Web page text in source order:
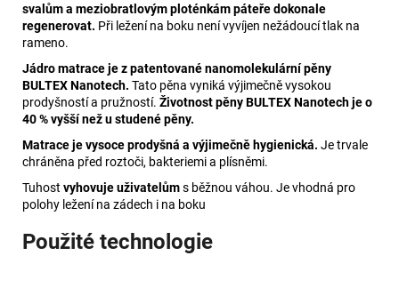
svalům a meziobratlovým ploténkám páteře dokonale
regenerovat. Při ležení na boku není vyvíjen nežádoucí tlak na
rameno.
Jádro matrace je z patentované nanomolekulární pěny
BULTEX Nanotech. Tato pěna vyniká výjimečně vysokou
prodyšností a pružností. Životnost pěny BULTEX Nanotech je o
40 % vyšší než u studené pěny.
Matrace je vysoce prodyšná a výjimečně hygienická. Je trvale
chráněna před roztoči, bakteriemi a plísněmi.
Tuhost vyhovuje uživatelůms běžnou váhou. Je vhodná pro
polohy ležení na zádech i na boku
Použité technologie